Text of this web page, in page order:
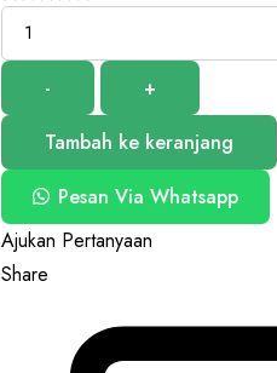
Jumal
-
+
Tambah ke keranjang
Pesan Via Whatsapp
Ajukan Pertanyaan
Share